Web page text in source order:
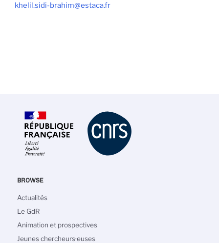
khelil.sidi-brahim@estaca.fr
BROWSE
Navigation
principale
Actualités
Le GdR
Animation et prospectives
Jeunes chercheurs·euses